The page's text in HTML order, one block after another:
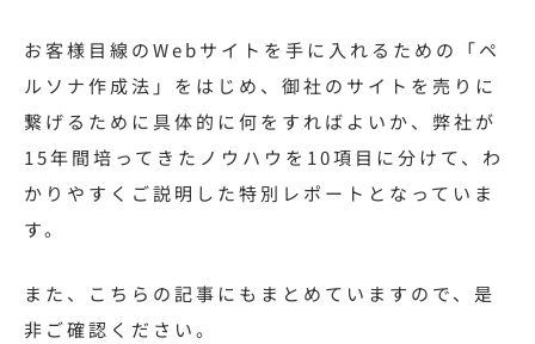
お客様目線のWebサイトを手に入れるための「ペ
ルソナ作成法」をはじめ、御社のサイトを売りに
繋げるために具体的に何をすればよいか、弊社が
15年間培ってきたノウハウを10項目に分けて、わ
かりやすくご説明した特別レポートとなっていま
す。
また、こちらの記事にもまとめていますので、是
非ご確認ください。